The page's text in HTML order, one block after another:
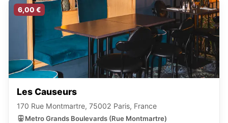
6,00 €
Les Causeurs
170 Rue Montmartre, 75002 Paris, France
Metro Grands Boulevards (Rue Montmartre)